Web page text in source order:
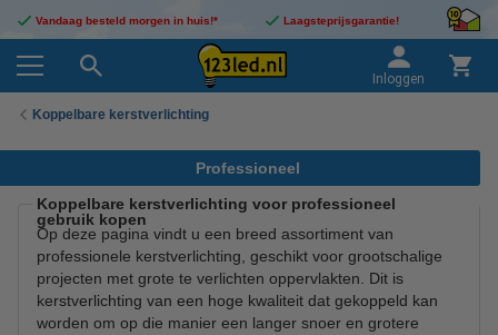
Vandaag besteld morgen in huis!* Laagsteprijsgarantie!
Inloggen
Koppelbare kerstverlichting
Professioneel
Koppelbare kerstverlichting voor professioneel
gebruik kopen
Op deze pagina vindt u een breed assortiment van
professionele kerstverlichting, geschikt voor grootschalige
projecten met grote te verlichten oppervlakten. Dit is
kerstverlichting van een hoge kwaliteit dat gekoppeld kan
worden om op die manier een langer snoer en grotere